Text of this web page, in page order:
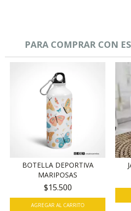
PARA COMPRAR CON
BOTELLA DEPORTIVA
MARIPOSAS
$15.500
AGREGAR AL CARRITO